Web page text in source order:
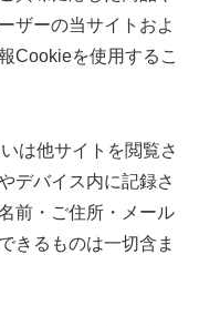
ザーの当サイトおよ
Cookieを使用するこ
は他サイトを閲覧さ
デバイス内に記録さ
前・ご住所・メール
きるものは一切含ま